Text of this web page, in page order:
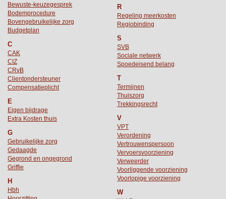
Bewuste-keuzegesprek
Bodemprocedure
Bovengebruikelijke zorg
Budgetplan
C
CAK
CIZ
CRvB
Clientondersteuner
Compensatieplicht
E
Eigen bijdrage
Extra Kosten thuis
G
Gebruikelijke zorg
Gedaagde
Gegrond en ongegrond
Griffie
H
Hbh
R
Regeling meerkosten
Regiobinding
S
SVB
Sociale netwerk
Spoedeisend belang
T
Termijnen
Thuiszorg
Trekkingsrecht
V
VPT
Verordening
Vertrouwenspersoon
Vervoersvoorziening
Verweerder
Voorliggende voorziening
Voorlopige voorziening
W